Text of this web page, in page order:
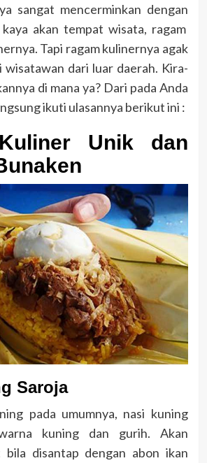
sangat mencerminkan dengan
akan tempat wisata, ragam
Tapi ragam kulinernya agak
wisatawan dari luar daerah. Kira-
di mana ya? Dari pada Anda
ikuti ulasannya berikut ini :
Unik dan
Saroja
pada umumnya, nasi kuning
kuning dan gurih. Akan
bila disantap dengan abon ikan